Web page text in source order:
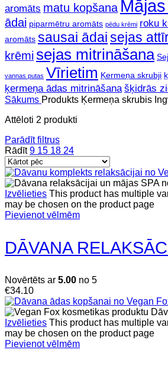
aromāts matu kopšana
ādai piparmētru aromāts pēdu krēmi roku
aromāts sausai ādaisejas
krēmisejas mitrināšana
vannas putas Vīrietim Ķermeņa skrubji
ķermeņa ādas mitrināšana šķidrās
Sākums Produkts Ķermeņa skrubis
Attēloti 2 produkti
Parādīt filtrus
Rādīt9 15 18 24
Izvēlieties This product has multiple
may be chosen on the product page
Pievienot vēlmēm
DĀVANA
Novērtēts ar 5.00 no 5
€34.10
Izvēlieties This product has multiple
may be chosen on the product page
Pievienot vēlmēm